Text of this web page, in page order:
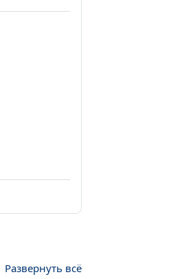
Развернуть всё